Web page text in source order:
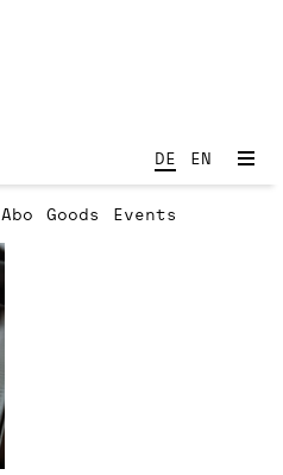
DE EN
Abo Goods Events